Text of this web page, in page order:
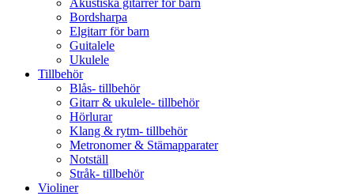
Akustiska gitarrer för barn
Bordsharpa
Elgitarr för barn
Guitalele
Ukulele
Tillbehör
Blås- tillbehör
Gitarr & ukulele- tillbehör
Hörlurar
Klang & rytm- tillbehör
Metronomer & Stämapparater
Notställ
Stråk- tillbehör
Violiner